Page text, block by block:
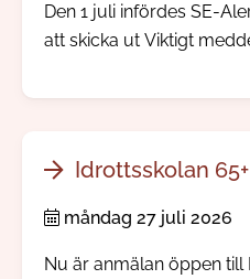
Den 1 juli infördes SE-
att skicka ut Viktigt
allvarligt händer. Ingen
Idrottsskolan 65+
måndag 27 juli 2026
Nu är anmälan öppen